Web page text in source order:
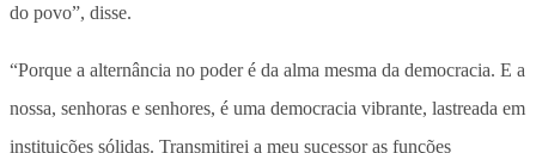
do povo”, disse.
“Porque a alternância no poder é da alma mesma da democracia. E a
nossa, senhoras e senhores, é uma democracia vibrante, lastreada em
instituições sólidas. Transmitirei a meu sucessor as funções